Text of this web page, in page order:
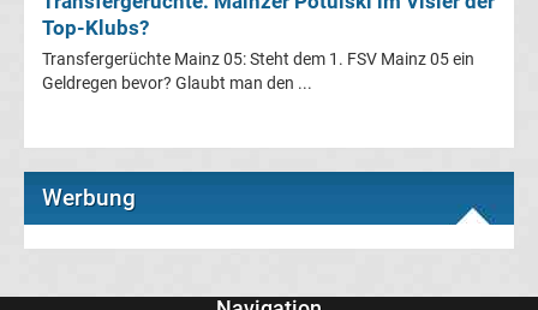
Türk.
Süper
Lig
Top-Klubs?
Transfergerüchte Mainz 05: Steht dem 1. FSV Mainz 05 ein
Geldregen bevor? Glaubt man den ...
Werbung